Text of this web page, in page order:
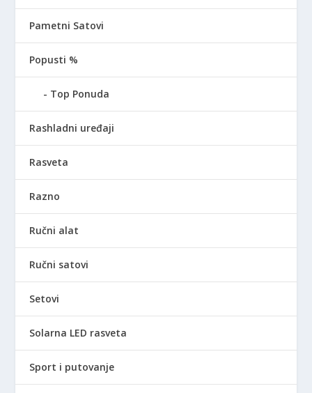
Pametni Satovi
Popusti %
Top Ponuda
Rashladni uređaji
Rasveta
Razno
Ručni alat
Ručni satovi
Setovi
Solarna LED rasveta
Sport i putovanje